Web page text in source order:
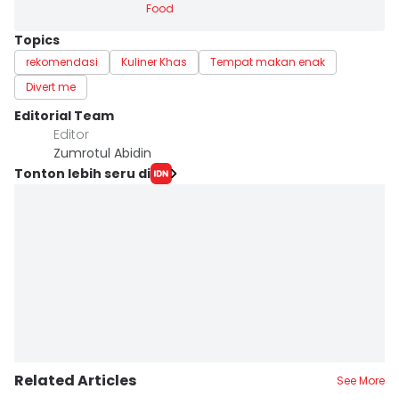
Food
Topics
rekomendasi Kuliner Khas
Tempat makan enak
Divert me
Editorial Team
Editor
Zumrotul Abidin
Tonton lebih seru di
Related Articles See More